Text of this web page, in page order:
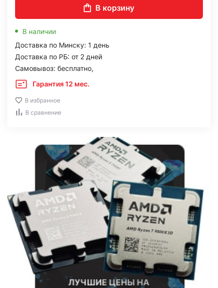
В корзину
В наличии
Доставка по Минску: 1 день
Доставка по РБ: от 2 дней
Самовывоз: бесплатно,
Гарантия 12 мес.
В избранное
В сравнение